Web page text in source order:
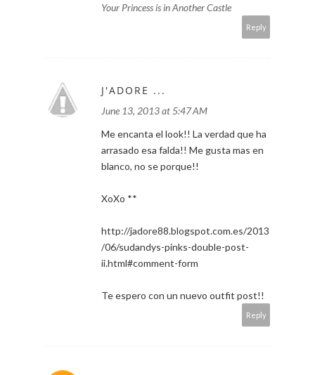
Your Princess is in Another Castle
Reply
J'ADORE ...
June 13, 2013 at 5:47 AM
Me encanta el look!! La verdad que ha
arrasado esa falda!! Me gusta mas en
blanco, no se porque!!
XoXo **
http://jadore88.blogspot.com.es/2013
/06/sudandys-pinks-double-post-
ii.html#comment-form
Te espero con un nuevo outfit post!!
Reply